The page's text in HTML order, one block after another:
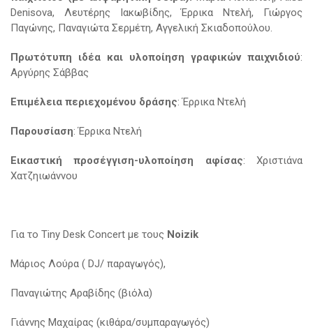
Denisova, Λευτέρης Ιακωβίδης, Έρρικα Ντελή, Γιώργος
Παγώνης, Παναγιώτα Σερμέτη, Αγγελική Σκιαδοπούλου.
Πρωτότυπη ιδέα και υλοποίηση γραφικών παιχνιδιού:
Αργύρης Σάββας
Επιμέλεια περιεχομένου δράσης: Έρρικα Ντελή
Παρουσίαση: Έρρικα Ντελή
Εικαστική προσέγγιση-υλοποίηση αφίσας: Χριστιάνα
Χατζηιωάννου
Για το Tiny Desk Concert με τους Noizik
Μάριος Λούρα ( DJ/ παραγωγός),
Παναγιώτης Αραβίδης (βιόλα)
Γιάννης Μαχαίρας (κιθάρα/συμπαραγωγός)